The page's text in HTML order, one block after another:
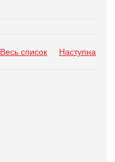
Весь список Наступна